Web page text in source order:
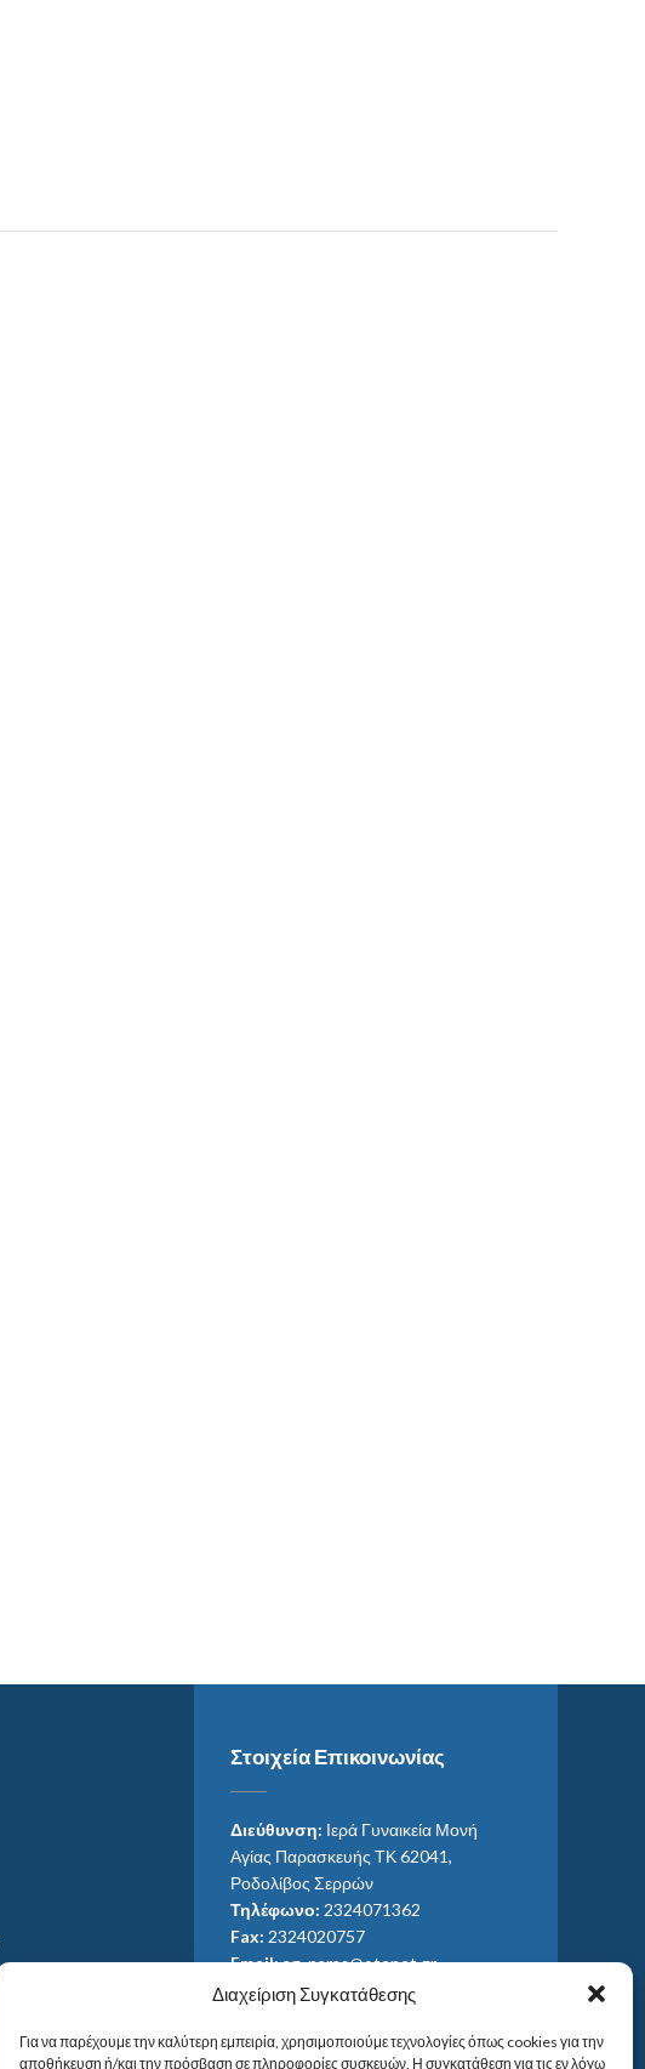
Διαχείριση Συγκατάθεσης
Για να παρέχουμε την καλύτερη εμπειρία, χρησιμοποιούμε τεχνολογίες όπως cookies για την
αποθήκευση ή/και την πρόσβαση σε πληροφορίες συσκευών. Η συγκατάθεση για τις εν λόγω
Στοιχεία Επικοινωνίας
Διεύθυνση: Ιερά Γυναικεία Μονή
Αγίας Παρασκευής ΤΚ 62041,
Ροδολίβος Σερρών
Τηλέφωνο: 2324071362
Fax: 2324020757
Email:ag_paras@otenet.gr
Email:info@im-agparaskevis.gr
Από ανατολή έως και δύση του ηλίου.